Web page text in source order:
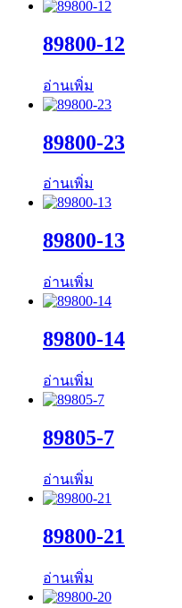
89800-12
อ่านเพิ่ม
89800-23
อ่านเพิ่ม
89800-13
อ่านเพิ่ม
89800-14
อ่านเพิ่ม
89805-7
อ่านเพิ่ม
89800-21
อ่านเพิ่ม